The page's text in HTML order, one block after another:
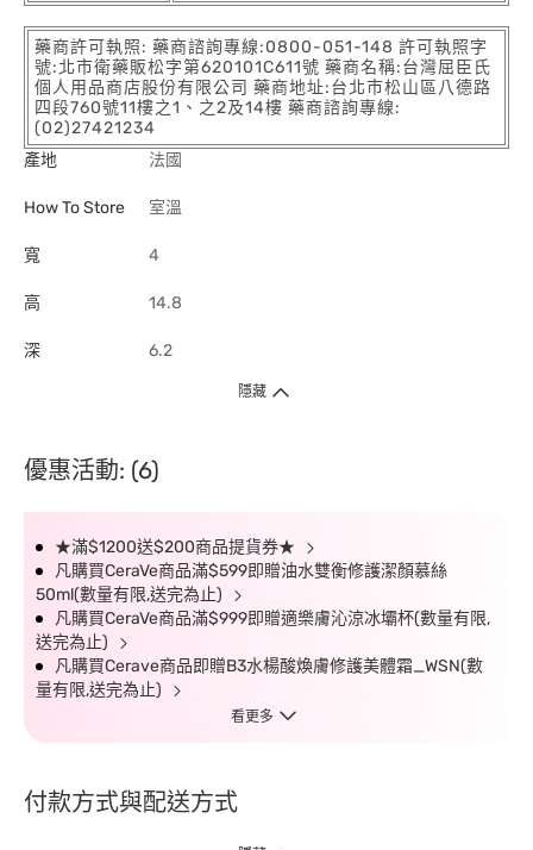
藥商許可執照: 藥商諮詢專線:0800-051-148 許可執照字
號:北市衛藥販松字第620101C611號 藥商名稱:台灣屈臣氏
個人用品商店股份有限公司 藥商地址:台北市松山區八德路
四段760號11樓之1、之2及14樓 藥商諮詢專線:
(02)27421234
產地
法國
How To Store 室溫
寬 4
高 14.8
深 6.2
隱藏
優惠活動: (6)
★滿$1200送$200商品提貨券★
凡購買CeraVe商品滿$599即贈油水雙衡修護潔顏慕絲
50ml(數量有限,送完為止)
凡購買CeraVe商品滿$999即贈適樂膚沁涼冰壩杯(數量有限,
送完為止)
凡購買Cerave商品即贈B3水楊酸煥膚修護美體霜_WSN(數
量有限,送完為止)
看更多
付款方式與配送方式